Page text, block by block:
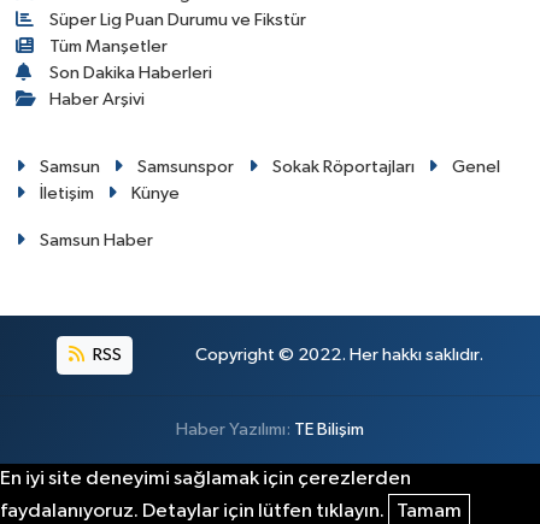
Süper Lig Puan Durumu ve Fikstür
Tüm Manşetler
Son Dakika Haberleri
Haber Arşivi
Samsun Samsunspor Sokak Röportajları
Genel
İletişim
Künye
Samsun Haber
RSS Copyright © 2022. Her hakkı saklıdır.
Haber Yazılımı: TE Bilişim
En iyi site deneyimi sağlamak için çerezlerden
faydalanıyoruz. Detaylar için lütfen tıklayın.
Tamam